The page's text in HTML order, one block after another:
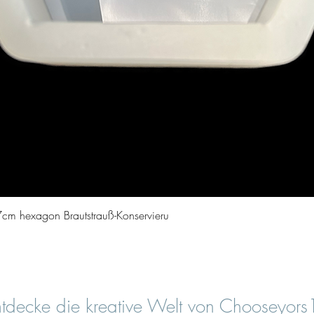
Vista rapida
hexagon Brautstrauß-Konservieru
die kreative Welt von